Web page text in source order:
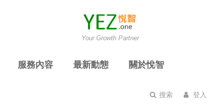
Your Growth Partner
服務內容 最新動態 關於悅智
搜索 登入